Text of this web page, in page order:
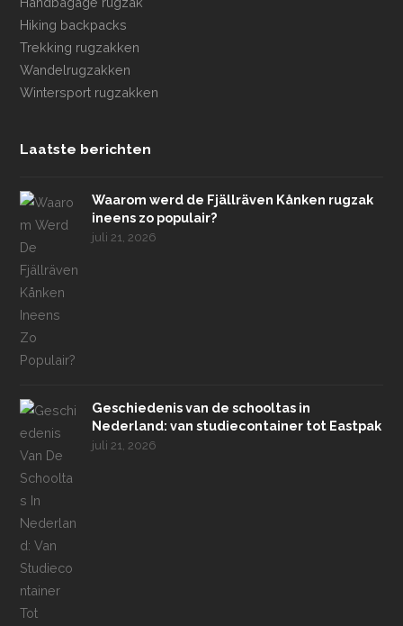
Hiking backpacks
Trekking rugzakken
Wandelrugzakken
Wintersport rugzakken
Laatste berichten
Waarom werd de Fjällräven Kånken rugzak
ineens zo populair?
juli 21, 2026
Geschiedenis van de schooltas in
Nederland: van studiecontainer tot Eastpak
juli 21, 2026